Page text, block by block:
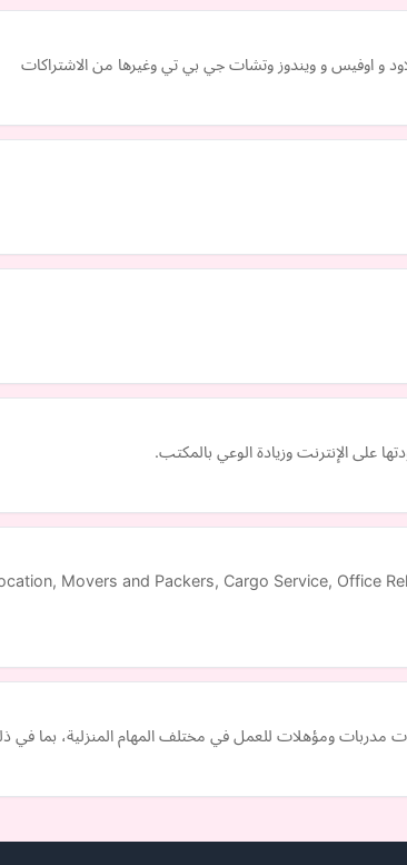
و اوفيس و ويندوز وتشات جي بي تي وغيرها من الاشتراكات
على الإنترنت وزيادة الوعي بالمكتب.
Movers and Packers, Cargo Service, Office
مدربات ومؤهلات للعمل في مختلف المهام المنزلية، بما في